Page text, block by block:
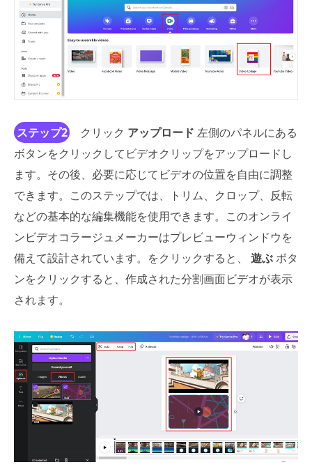
ステップ2 クリック アップロード 左側のパネルにある
ボタンをクリックしてビデオクリップをアップロードし
ます。その後、必要に応じてビデオの位置を自由に調整
できます。このステップでは、トリム、クロップ、反転
などの基本的な編集機能を使用できます。このオンライ
ンビデオコラージュメーカーはプレビューウィンドウを
備えて設計されています。をクリックすると、 遊ぶボタ
ンをクリックすると、作成された分割画面ビデオが表示
されます。